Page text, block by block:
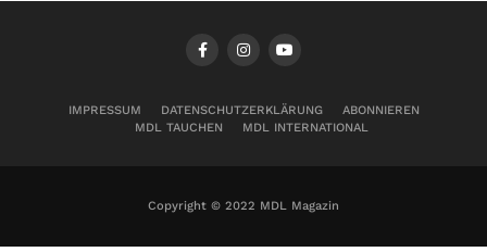
IMPRESSUM DATENSCHUTZERKLÄRUNG
ABONNIEREN
MDL TAUCHEN
MDL INTERNATIONAL
Copyright © 2022 MDL Magazin